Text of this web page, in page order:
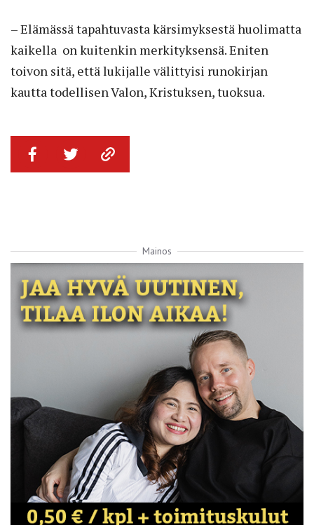
– Elämässä tapahtuvasta kärsimyksestä huolimatta
kaikella on kuitenkin merkityksensä. Eniten
toivon sitä, että lukijalle välittyisi runokirjan
kautta todellisen Valon, Kristuksen, tuoksua.
Mainos